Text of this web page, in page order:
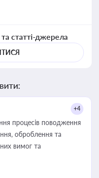
статті-джерела
+4
процесів поводження
оброблення та
вимог та